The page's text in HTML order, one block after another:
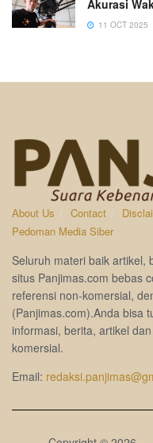
Akurasi
11 OCT 2025
About Us Contact
Pedoman Media Siber
Seluruh materi baik artikel,
situs Panjimas.com bebas
referensi non-komersial,
(Panjimas.com).Anda bisa
informasi, berita, artikel
komersial.
Email: